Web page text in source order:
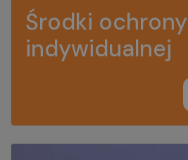
Środki ochrony
indywidualnej